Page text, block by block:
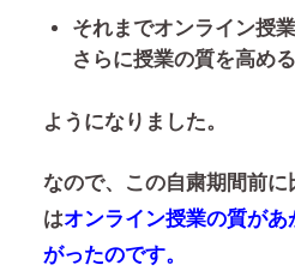
それまでオンライン授
さらに授業の質を高める
ようになりました。
なので、この自粛期間前
はオンライン授業の質が
がったのです。